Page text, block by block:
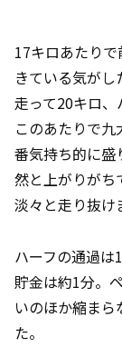
17キロあたり
きている気が
走って20キロ、
このあたりで
番気持ち的に盛
然と上がりがち
淡々と走り抜け
ハーフの通過は
貯金は約1分。
いのほか縮ま
た。